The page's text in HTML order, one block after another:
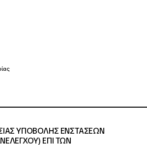
ΥΠΟΒΟΛΗΣ ΕΝΣΤΑΣΕΩΝ
ΕΠΙ ΤΩΝ